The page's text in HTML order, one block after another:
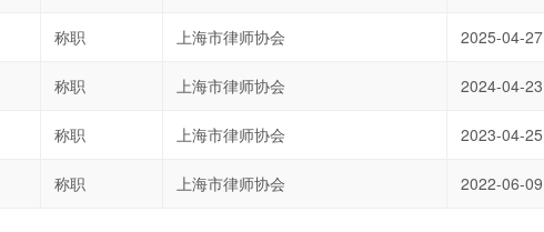
称职 上海市律师协会 2025-04-27
称职 上海市律师协会 2024-04-23
称职 上海市律师协会 2023-04-25
称职 上海市律师协会 2022-06-09